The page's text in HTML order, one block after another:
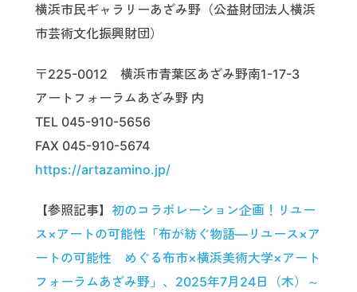
横浜市民ギャラリーあざみ野（公益財団法人横浜
市芸術文化振興財団）
〒225-0012 横浜市青葉区あざみ野南1-17-3
アートフォーラムあざみ野 内
TEL 045-910-5656
FAX 045-910-5674
https://artazamino.jp/
【参照記事】 初のコラボレーション企画！リユー
ス×アートの可能性「布が紡ぐ物語—リユース×ア
ートの可能性 めぐる布市×横浜美術大学×アート
フォーラムあざみ野」、2025年7月24日（木）～